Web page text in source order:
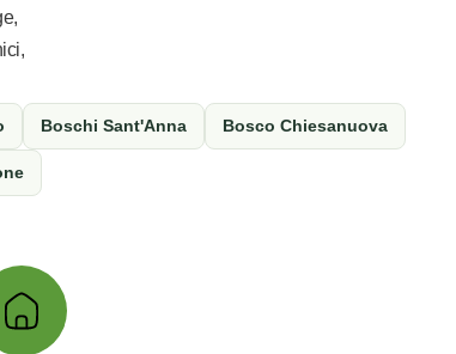
Boschi Sant'Anna Bosco Chiesanuova